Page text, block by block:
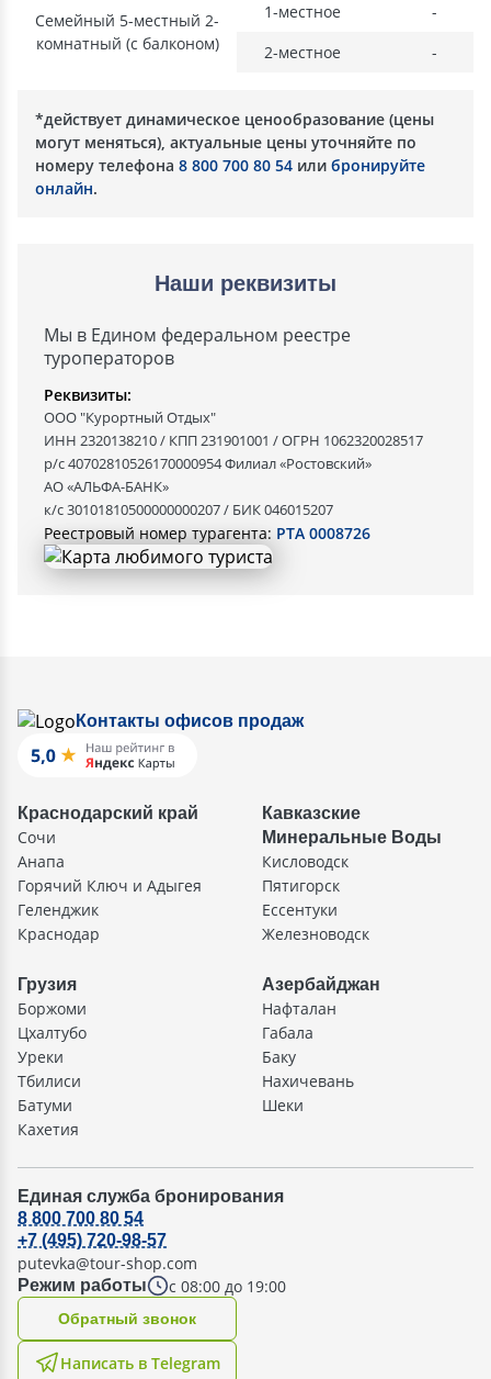
Семейный 5-местный 2-
комнатный (с балконом)
1-местное
-
2-местное
-
*действует динамическое ценообразование (цены
могут меняться), актуальные цены уточняйте по
номеру телефона 8 800 700 80 54 или бронируйте
онлайн.
Наши реквизиты
Мы в Едином федеральном реестре
туроператоров
Реквизиты:
ООО "Курортный Отдых"
ИНН 2320138210 / КПП 231901001 / ОГРН 1062320028517
р/с 40702810526170000954 Филиал «Ростовский»
АО «АЛЬФА-БАНК»
к/с 30101810500000000207 / БИК 046015207
Реестровый номер турагента: РТА 0008726
Контакты офисов продаж
Краснодарский край
Сочи
Анапа
Горячий Ключ и Адыгея
Геленджик
Краснодар
Кавказские
Минеральные Воды
Кисловодск
Пятигорск
Ессентуки
Железноводск
Грузия
Боржоми
Цхалтубо
Уреки
Тбилиси
Батуми
Кахетия
Азербайджан
Нафталан
Габала
Баку
Нахичевань
Шеки
Единая служба бронирования
Режим работы с 08:00 до 19:00
8 800 700 80 54
+7 (495) 720-98-57
putevka@tour-shop.com
Написать в Telegram
Oбратный звонок